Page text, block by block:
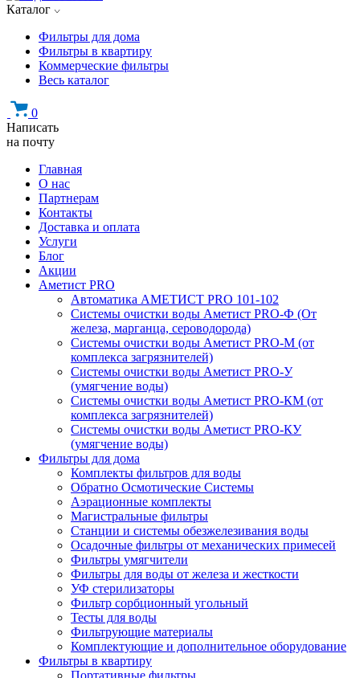
Каталог
Фильтры для дома
Фильтры в квартиру
Коммерческие фильтры
Весь каталог
0
Написать
на почту
Главная
О нас
Партнерам
Контакты
Доставка и оплата
Услуги
Блог
Акции
Аметист PRO
Автоматика АМЕТИСТ PRO 101-102
Системы очистки воды Аметист PRO-Ф (От
железа, марганца, сероводорода)
Системы очистки воды Аметист PRO-M (от
комплекса загрязнителей)
Системы очистки воды Аметист PRO-У
(умягчение воды)
Системы очистки воды Аметист PRO-КM (от
комплекса загрязнителей)
Системы очистки воды Аметист PRO-КУ
(умягчение воды)
Фильтры для дома
Комплекты фильтров для воды
Обратно Осмотические Системы
Аэрационные комплекты
Магистральные фильтры
Станции и системы обезжелезивания воды
Осадочные фильтры от механических примесей
Фильтры умягчители
Фильтры для воды от железа и жесткости
УФ стерилизаторы
Фильтр сорбционный угольный
Тесты для воды
Фильтрующие материалы
Комплектующие и дополнительное оборудование
Фильтры в квартиру
Портативные фильтры